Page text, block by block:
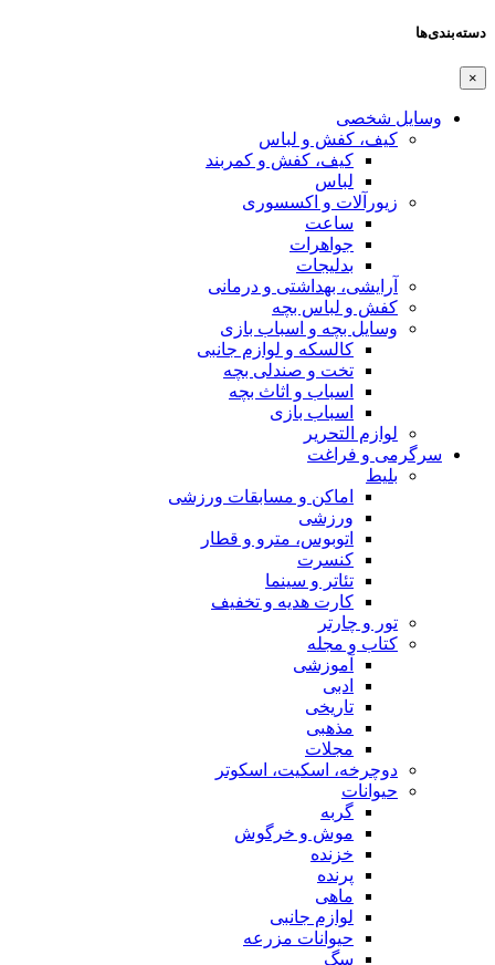
دسته‌بندی‌ها
×
وسایل شخصی
کیف، کفش و لباس
کیف، کفش و کمربند
لباس
زیورآلات و اکسسوری
ساعت
جواهرات
بدلیجات
آرایشی، بهداشتی و درمانی
کفش و لباس بچه
وسایل بچه و اسباب بازی
کالسکه و لوازم جانبی
تخت و صندلی بچه
اسباب و اثاث بچه
اسباب بازی
لوازم التحریر
سرگرمی و فراغت
بلیط
اماکن و مسابقات ورزشی
ورزشی
اتوبوس، مترو و قطار
کنسرت
تئاتر و سینما
کارت هدیه و تخفیف
تور و چارتر
کتاب و مجله
آموزشی
ادبی
تاریخی
مذهبی
مجلات
دوچرخه، اسکیت، اسکوتر
حیوانات
گربه
موش و خرگوش
خزنده
پرنده
ماهی
لوازم جانبی
حیوانات مزرعه
سگ